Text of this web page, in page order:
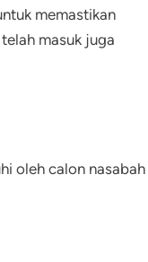
memastikan
masuk juga
oleh calon nasabah